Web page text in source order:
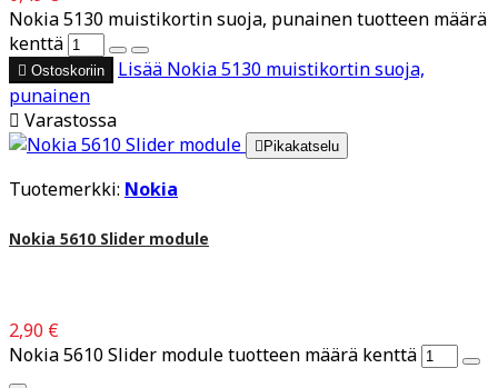
Nokia 5130 muistikortin suoja, punainen tuotteen määrä
kenttä
 Ostoskoriin Lisää Nokia 5130 muistikortin suoja,
punainen
 Varastossa
 Pikakatselu
Tuotemerkki: Nokia
Nokia 5610 Slider module
2,90 €
Nokia 5610 Slider module tuotteen määrä kenttä